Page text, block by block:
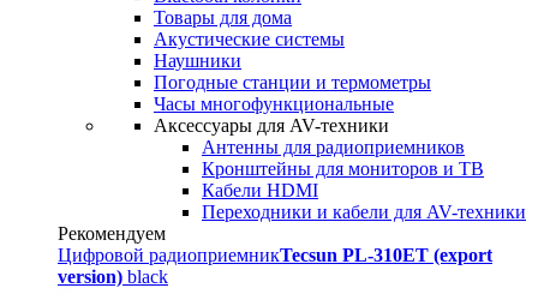
Товары для дома
Акустические системы
Наушники
Погодные станции и термометры
Часы многофункциональные
Аксессуары для AV-техники
Антенны для радиоприемников
Кронштейны для мониторов и ТВ
Кабели HDMI
Переходники и кабели для AV-техники
Рекомендуем
Цифровой радиоприемникTecsun PL-310ET (export
version) black